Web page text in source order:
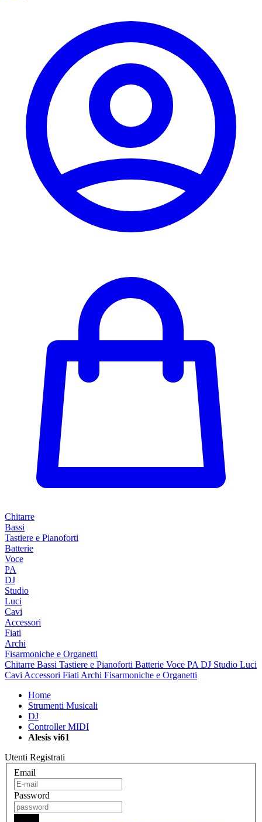
Chitarre
Bassi
Tastiere e Pianoforti
Batterie
Voce
PA
DJ
Studio
Luci
Cavi
Accessori
Fiati
Archi
Fisarmoniche e Organetti
Chitarre Bassi Tastiere e Pianoforti Batterie Voce PA DJ Studio Luci
Cavi Accessori Fiati Archi Fisarmoniche e Organetti
Home
Strumenti Musicali
DJ
Controller MIDI
Alesis vi61
Utenti Registrati
Email
Password